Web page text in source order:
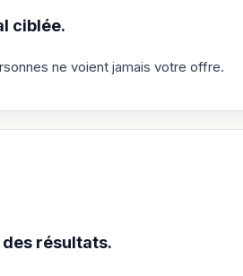
ciblée.
ne voient jamais votre offre.
résultats.